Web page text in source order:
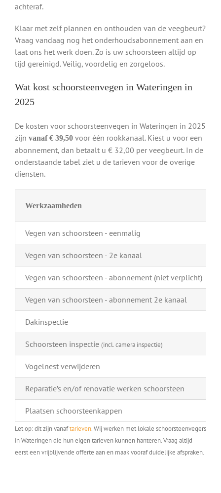
achteraf.
Klaar met zelf plannen en onthouden van de veegbeurt?
Vraag vandaag nog het onderhoudsabonnement aan en
laat ons het werk doen. Zo is uw schoorsteen altijd op
tijd gereinigd. Veilig, voordelig en zorgeloos.
Wat kost schoorsteenvegen in Wateringen in
2025
De kosten voor schoorsteenvegen in Wateringen in 2025
zijn vanaf € 39,50voor één rookkanaal. Kiest u voor een
abonnement, dan betaalt u € 32,00 per veegbeurt. In de
onderstaande tabel ziet u de tarieven voor de overige
diensten.
Werkzaamheden
Vegen van schoorsteen - eenmalig
Vegen van schoorsteen - 2e kanaal
Vegen van schoorsteen - abonnement (niet verplicht)
Vegen van schoorsteen - abonnement 2e kanaal
Dakinspectie
Schoorsteen inspectie (incl. camera inspectie)
Vogelnest verwijderen
Reparatie’s en/of renovatie werken schoorsteen
Plaatsen schoorsteenkappen
Let op: dit zijn vanaftarieven. Wij werken met lokale schoorsteenvegers
in Wateringen die hun eigen tarieven kunnen hanteren. Vraag altijd
eerst een vrijblijvende offerte aan en maak vooraf duidelijke afspraken.